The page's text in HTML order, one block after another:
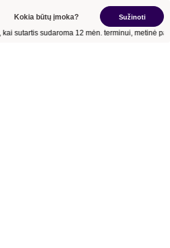
Sužinoti
Kokia būtų įmoka?
sutartis sudaroma12 mėn.terminui, metinė